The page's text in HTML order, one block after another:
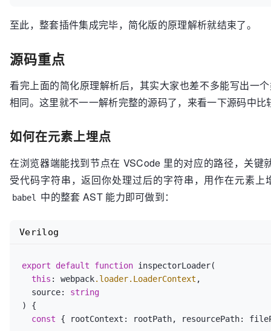
至此，整套插件集成完毕，简化版的原理解析就结束了。
源码重点
看完上面的简化原理解析后，其实大家也差不多能写出一
相同。这里就不一一解析完整的源码了，来看一下源码中
如何在元素上埋点
在浏览器端能找到节点在 VSCode 里的对应的路径，关键
受代码字符串，返回你处理过后的字符串，用作在元素
babel 中的整套 AST 能力即可做到：
export default function inspectorLoader(
this : webpack.loader.LoaderContext ,
source: string
) {
const { rootContext: rootPath, resourcePath:
Verilog